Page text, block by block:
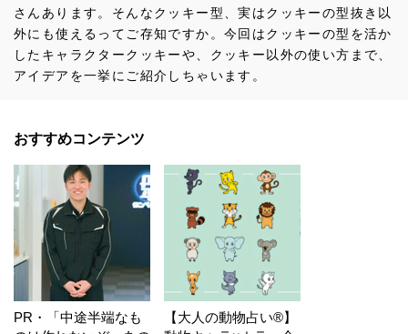
さんあります。そんなクッキー型、実はクッキーの型抜き以
外にも使えるってご存知ですか。今回はクッキーの型を活か
したキャラクタークッキーや、クッキー以外の使い方まで、
アイデアを一挙にご紹介しちゃいます。
おすすめコンテンツ
PR・「中途半端なも
【大人の動物占い®】